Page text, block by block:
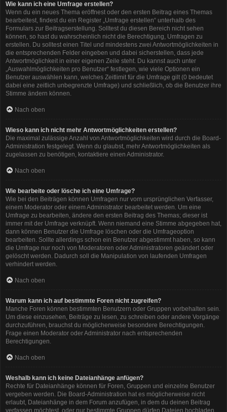
Wie kann ich eine Umfrage erstellen?
Wenn du ein neues Thema eröffnest oder den ersten Beitrag eines Themas
bearbeitest, findest du ein Register „Umfrage erstellen“ unterhalb des
Formulars zur Beitragserstellung. Solltest du diesen Bereich nicht sehen
können, so hast du wahrscheinlich nicht die Berechtigung, Umfragen zu
erstellen. Du solltest einen Titel und mindestens zwei Antwortmöglichkeiten in
die entsprechenden Felder eingeben und dabei sicherstellen, dass jede
Antwortmöglichkeit in einer eigenen Zeile steht. Du kannst auch unter
„Auswahlmöglichkeiten pro Benutzer“ festlegen, wie viele Optionen ein
Benutzer auswählen kann, welches Zeitlimit für die Umfrage gilt (0 bedeutet
dabei eine zeitlich unbegrenzte Umfrage) und schließlich, ob die Benutzer ihre
Stimme ändern können.
Nach oben
Wieso kann ich nicht mehr Antwortmöglichkeiten erstellen?
Die maximal zulässige Anzahl von Antwortmöglichkeiten wird durch die Board-
Administration festgelegt. Wenn du glaubst, mehr Antwortmöglichkeiten als
zugelassen zu benötigen, kontaktiere einen Administrator.
Nach oben
Wie bearbeite oder lösche ich eine Umfrage?
Wie bei den Beiträgen können Umfragen nur vom ursprünglichen Verfasser,
einem Moderator oder einem Administrator bearbeitet werden. Um eine
Umfrage zu bearbeiten, ändere den ersten Beitrag des Themas; dieser ist
immer mit der Umfrage verknüpft. Wenn niemand eine Stimme abgegeben hat,
dann können Benutzer die Umfrage löschen oder die Umfrageoption
bearbeiten. Sollte allerdings schon ein Benutzer abgestimmt haben, so kann
die Umfrage nur noch von Moderatoren oder Administratoren geändert oder
gelöscht werden. Dadurch soll die Manipulation von laufenden Umfragen
verhindert werden.
Nach oben
Warum kann ich auf bestimmte Foren nicht zugreifen?
Manche Foren können bestimmten Benutzern oder Gruppen vorbehalten sein.
Um diese einzusehen, Beiträge zu lesen, zu schreiben oder andere Vorgänge
durchzuführen, brauchst du möglicherweise besondere Berechtigungen.
Frage einen Moderator oder Administrator nach entsprechenden
Berechtigungen.
Nach oben
Weshalb kann ich keine Dateianhänge anfügen?
Rechte für Dateianhänge können für Foren, Gruppen und einzelne Benutzer
vergeben werden. Die Board-Administration hat es möglicherweise nicht
erlaubt, Dateianhänge in dem Forum anzufügen, in dem du deinen Beitrag
verfassen möchtest, oder nur bestimmte Gruppen dürfen Dateien hochladen.